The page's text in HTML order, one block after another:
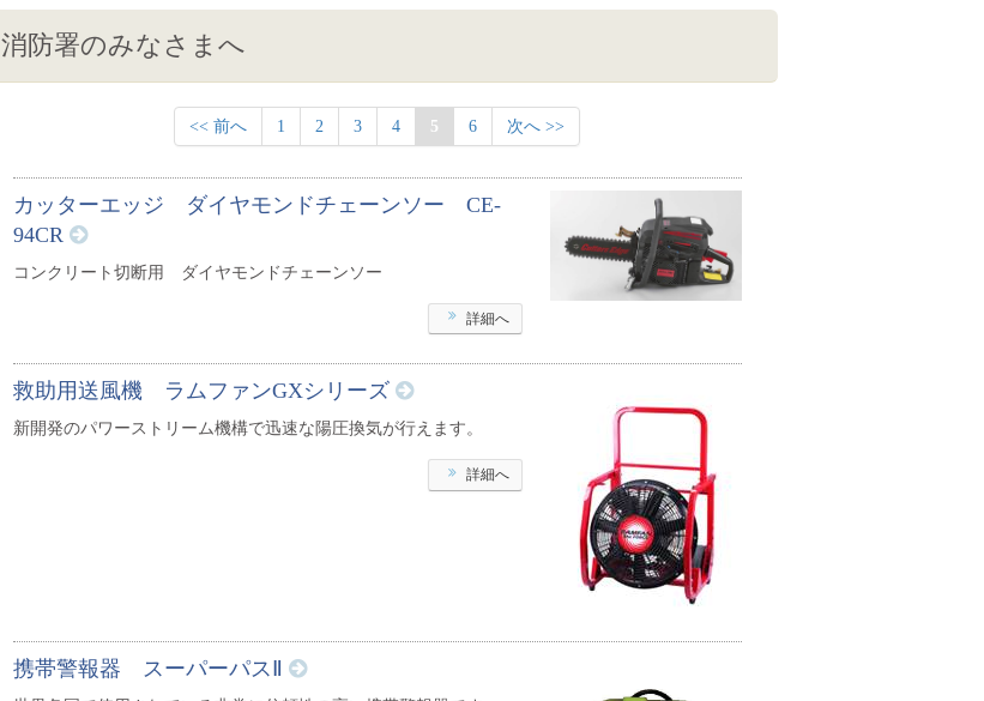
消防署のみなさまへ
<< 前へ 1 2 3 4 5 6 次へ >>
カッターエッジ ダイヤモンドチェーンソー CE-
94CR
コンクリート切断用 ダイヤモンドチェーンソー
詳細へ
救助用送風機 ラムファンGXシリーズ
新開発のパワーストリーム機構で迅速な陽圧換気が行えます。
詳細へ
携帯警報器 スーパーパスⅡ